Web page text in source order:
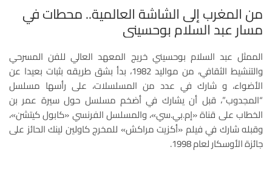
من المغرب إلى الشاشة العالمية.. محطات في
مسار عبد السلام بوحسيني
الممثل عبد السلام بوحسيني خريج المعهد العالي للفن المسرحي
والتنشيط الثقافي، من مواليد 1982، بدأ بشق طريقه بثبات بعيدا عن
الأضواء، و شارك في عدد من المسلسلات، على رأسها مسلسل
“المجدوب”، قبل أن يشارك في أضخم مسلسل حول سيرة عمر بن
الخطاب على قناة «إم.بي.سي»، والمسلسل الفرنسي «كابول كيتشن»،
وقبله شارك في فيلم «أكزيت مراكش» للمخرج كاولين لينك الحائز على
جائزة الأوسكار لعام 1998.